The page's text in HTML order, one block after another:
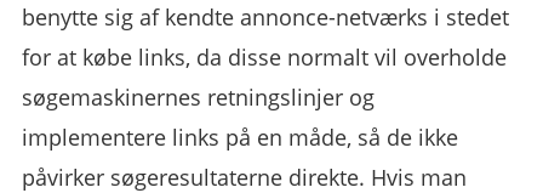
benytte sig af kendte annonce-netværks i stedet
for at købe links, da disse normalt vil overholde
søgemaskinernes retningslinjer og
implementere links på en måde, så de ikke
påvirker søgeresultaterne direkte. Hvis man